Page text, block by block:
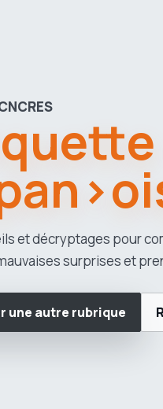
et décryptages pour
surprises et
une autre rubrique